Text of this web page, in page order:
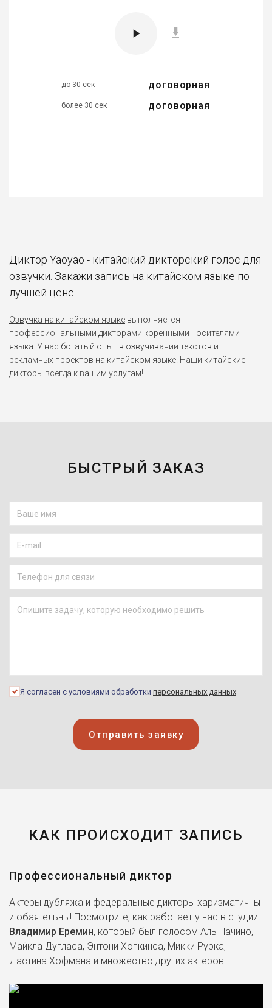
до 30 сек договорная
более 30 сек договорная
Диктор Yaoyao - китайский дикторский голос для
озвучки. Закажи запись на китайском языке по
лучшей цене.
Озвучка на китайском языке выполняется
профессиональными дикторами коренными носителями
языка. У нас богатый опыт в озвучивании текстов и
рекламных проектов на китайском языке. Наши китайские
дикторы всегда к вашим услугам!
БЫСТРЫЙ ЗАКАЗ
Я согласен с условиями обработки персональных данных
Отправить заявку
КАК ПРОИСХОДИТ ЗАПИСЬ
Профессиональный диктор
Актеры дубляжа и федеральные дикторы харизматичны
и обаятельны! Посмотрите, как работает у нас в студии
Владимир Еремин, который был голосом Аль Пачино,
Майкла Дугласа, Энтони Хопкинса, Микки Рурка,
Дастина Хофмана и множество других актеров.